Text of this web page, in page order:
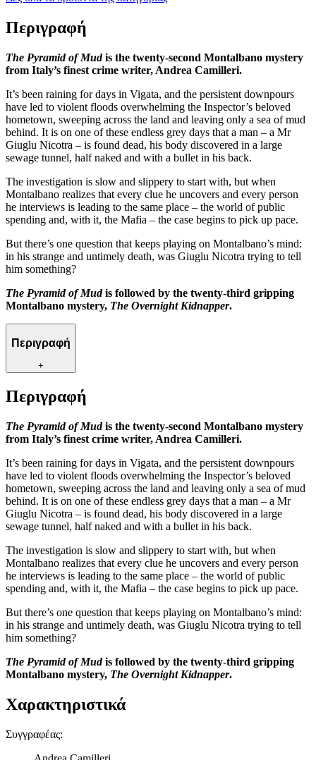
Περιγραφή
The Pyramid of Mudis the twenty-second Montalbano mystery
from Italy’s finest crime writer, Andrea Camilleri.
It’s been raining for days in Vigata, and the persistent downpours
have led to violent floods overwhelming the Inspector’s beloved
hometown, sweeping across the land and leaving only a sea of mud
behind. It is on one of these endless grey days that a man – a Mr
Giuglu Nicotra – is found dead, his body discovered in a large
sewage tunnel, half naked and with a bullet in his back.
The investigation is slow and slippery to start with, but when
Montalbano realizes that every clue he uncovers and every person
he interviews is leading to the same place – the world of public
spending and, with it, the Mafia – the case begins to pick up pace.
But there’s one question that keeps playing on Montalbano’s mind:
in his strange and untimely death, was Giuglu Nicotra trying to tell
him something?
The Pyramid of Mudis followed by the twenty-third gripping
Montalbano mystery, The Overnight Kidnapper.
Περιγραφή
+
Περιγραφή
The Pyramid of Mudis the twenty-second Montalbano mystery
from Italy’s finest crime writer, Andrea Camilleri.
It’s been raining for days in Vigata, and the persistent downpours
have led to violent floods overwhelming the Inspector’s beloved
hometown, sweeping across the land and leaving only a sea of mud
behind. It is on one of these endless grey days that a man – a Mr
Giuglu Nicotra – is found dead, his body discovered in a large
sewage tunnel, half naked and with a bullet in his back.
The investigation is slow and slippery to start with, but when
Montalbano realizes that every clue he uncovers and every person
he interviews is leading to the same place – the world of public
spending and, with it, the Mafia – the case begins to pick up pace.
But there’s one question that keeps playing on Montalbano’s mind:
in his strange and untimely death, was Giuglu Nicotra trying to tell
him something?
The Pyramid of Mudis followed by the twenty-third gripping
Montalbano mystery, The Overnight Kidnapper.
Χαρακτηριστικά
Συγγραφέας: